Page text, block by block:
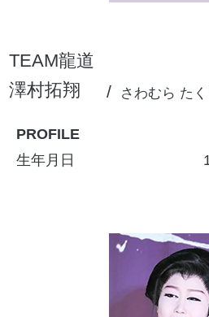
TEAM龍道
澤村拓翔
さわむら たく
PROFILE
生年月日